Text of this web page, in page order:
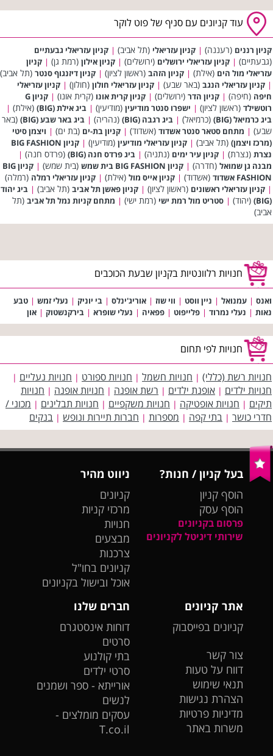
עוד קניונים עם סניף של פוט לוקר
קניון רננים (רעננה) | קניון עזריאלי (תל אביב) | קניון עזריאלי גבעתיים
(גבעתיים) | קניון עזריאלי ירושלים (ירושלים) | קניון אילון (רמת גן) | קניון
עזריאלי מול הים (אילת) | קניון הזהב (ראשון לציון) | קניון דיזנגוף סנטר (תל אביב)
| קניון עזריאלי הנגב (באר שבע) | קניון עזריאלי חולון (חולון) | קניון עזריאלי
חיפה (חיפה) | קניון הדר (ירושלים) | קניון קרית אונו (קרית אונו) |
קניון G
רוטשילד (ראשון לציון) | ישפרו סנטר מודיעין (מודיעין) | ביג אילת (BIG) (אילת) |
ביג כרמיאל (BIG)
(כרמיאל) | ביג רגבה (BIG) (נהריה) | ביג באר שבע (BIG)
(באר
שבע) | מתחם סטאר סנטר אשדוד (אשדוד) | קניון בת-ים (בת ים) | ויצמן סיטי
(מרכז ויצמן) (תל אביב) | קניון עזריאלי מודיעין (מודיעין) |
קניון BIG FASHION
נצרת (נצרת) | קניון עיר ימים (נתניה) | ביג פרדס חנה (BIG) (פרדס חנה) |
מבנה גן שמואל (חדרה) | קניון BIG FASHION בית שמש (בית שמש) |
קניון BIG
FASHION אשדוד
(אשדוד) | קניון אייס מול (אילת) | קניון עזריאלי רמלה (רמלה)
| קניון עזריאלי ראשונים (ראשון לציון) | קניון פאשן תל אביב (תל אביב) | ביג יהוד
(BIG)
(יהוד) | סטריט מול רמת ישי (רמת ישי) | מתחם קניות נמל תל אביב (תל
אביב)
חנויות רלוונטיות בקניון שבעת הכוכבים
ואנס | עמנואל | ניין ווסט | ווי שוז | אוריג'ינלס | בי יוניק | נעלי זמש | טבע
נאות | נעלי נמרוד | פלייפוט | פפאיה | נעלי שופרא | בירקנשטוק | און
חנויות לפי תחום
חנויות רשת (כללי) | חנויות חשמל | חנויות ספורט | חנויות נעליים |
חנויות ילדים | אופנת ילדים | רשת אופנה | חנויות אופנה | חנויות
תיקים | חנויות אופטיקה | חנויות משקפיים | חנויות תבלינים | מכוני /
חדרי כושר | בתי קפה | מספרות | חברות תיירות ונופש | בנקים
בעל קניון / חנות?
הוסף קניון
הוסף עסק
פרסום בקניונים
שירותי דיגיטל לקניונים
ניווט מהיר
קניונים
מרכזי קניות
חנויות
מבצעים
צרכנות
קניונים בחו"ל
אוכל ובישול בקניונים
אתר קניונים
קניונים בפייסבוק
צור קשר
דווח על טעות
תנאי שימוש
הצהרת נגישות
מדיניות פרטיות
משרות באתר
חברים שלנו
דוחות אינסטגרם
סרטים
בתי קולנוע
סרטי ילדים
אורייתא - ספר ושמנים
לנשים
עסקים מומלצים -
T.co.il